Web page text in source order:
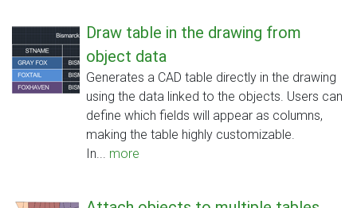
Draw table in the drawing from
object data
Generates a CAD table directly in the drawing
using the data linked to the objects. Users can
define which fields will appear as columns,
making the table highly customizable.
In... more